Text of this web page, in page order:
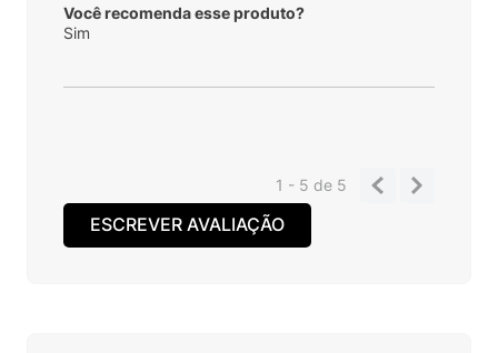
Você recomenda esse produto?
Sim
1 - 5de 5
ESCREVER AVALIAÇÃO